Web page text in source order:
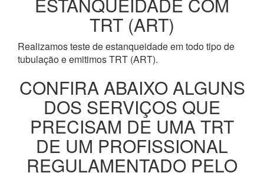
TRT (ART)
Realizamos teste de estanqueidade em todo tipo de
tubulação e emitimos TRT (ART).
CONFIRA ABAIXO ALGUNS
DOS SERVIÇOS QUE
PRECISAM DE UMA TRT
DE UM PROFISSIONAL
REGULAMENTADO PELO